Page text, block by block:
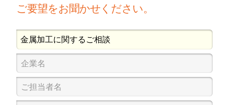
ご要望をお聞かせください。